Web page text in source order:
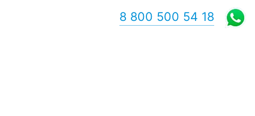
8 800 500 54 18